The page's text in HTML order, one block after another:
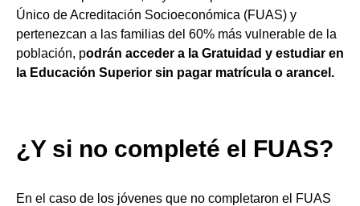
Único de Acreditación Socioeconómica (FUAS) y
pertenezcan a las familias del 60% más vulnerable de la
población, podrán acceder a la Gratuidad y estudiar en
la Educación Superior sin pagar matrícula o arancel.
¿Y si no completé el FUAS?
En el caso de los jóvenes que no completaron el FUAS